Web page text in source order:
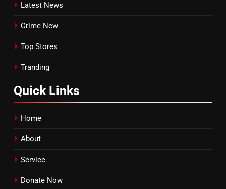
Latest News
Crime New
Top Stores
Tranding
Quick Links
Home
About
Service
Donate Now